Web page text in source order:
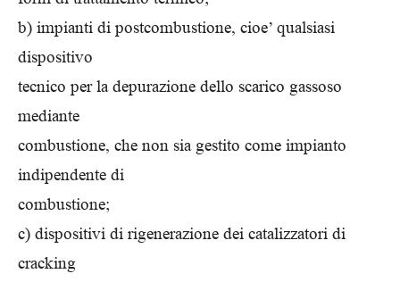
b) impianti di postcombustione, cioe’ qualsiasi
dispositivo
tecnico per la depurazione dello scarico gassoso
mediante
combustione, che non sia gestito come impianto
indipendente di
combustione;
c) dispositivi di rigenerazione dei catalizzatori di
cracking